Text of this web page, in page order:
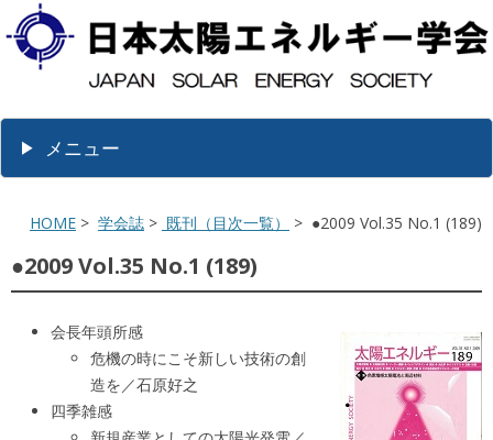
メニュー
HOME > 学会誌 > 既刊（目次一覧） > ●2009 Vol.35 No.1 (189)
●2009 Vol.35 No.1 (189)
会長年頭所感
危機の時にこそ新しい技術の創
造を／石原好之
四季雑感